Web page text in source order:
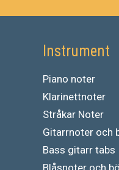
Instrument
Piano noter
Klarinettnoter
Stråkar Noter
Gitarrnoter och
Bass gitarr tabs
Blåsnoter och